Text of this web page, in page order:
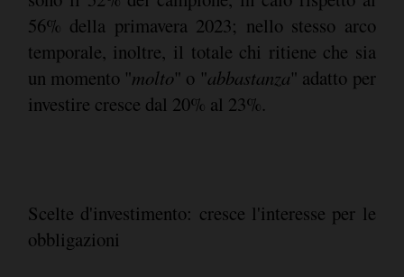
56% della primavera 2023; nello stesso arco
temporale, inoltre, il totale chi ritiene che sia
un momento "molto" o "abbastanza" adatto per
investire cresce dal 20% al 23%.
Scelte d'investimento: cresce l'interesse per le
obbligazioni